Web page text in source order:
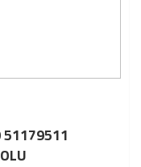
51179511